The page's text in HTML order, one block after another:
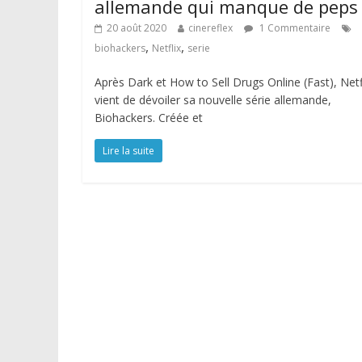
allemande qui manque de peps
20 août 2020 cinereflex
1 Commentaire
biohackers, Netflix, serie
Après Dark et How to Sell Drugs Online (Fast),
vient de dévoiler sa nouvelle série allemande,
Biohackers. Créée et
Lire la suite